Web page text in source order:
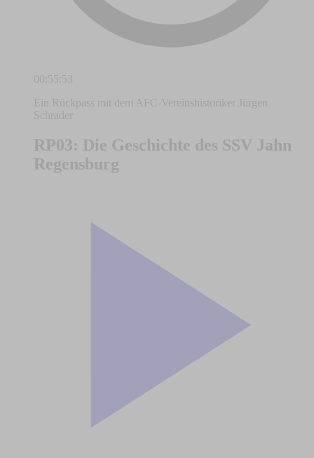
00:55:53
Ein Rückpass mit dem AFC-Vereinshistoriker Jürgen
Schrader
RP03: Die Geschichte des SSV Jahn
Regensburg